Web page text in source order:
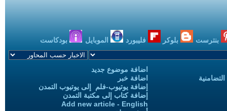
بنترست بلوكر فليبورد الموبايل بودكاست
اضافة موضوع جديد
اضافة خبر
إضافة يوتيوب-فلم إلى يوتيوب التمدن
إضافة كتاب إلى مكتبة التمدن
Add new article - English